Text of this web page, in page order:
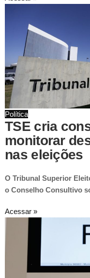
Política
TSE cria
monitorar
nas eleições
O Tribunal Superior
o Conselho Consultivo
Acessar »